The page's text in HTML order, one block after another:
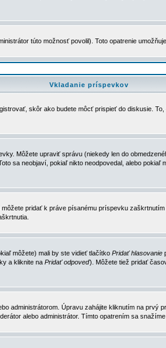
túto možnosť povolil). Toto opatrenie
Vkladanie príspevkov
skôr ako budete môcť prispieť do diskusie.
Môžete upraviť správu (niekedy len do
sa neobjaví, pokiaľ nikto neodpovedal, alebo
môžete pridať k práve písanému príspevku
môžete) mali by ste vidieť tlačítko Pridať hlasovanie
a kliknite na Pridať odpoveď). Môžete tiež pridať
administrátorom. Úpravu zahájite kliknutím na
alebo administrátor. Tímto opatrením sa